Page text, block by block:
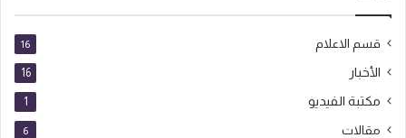
قسم الاعلام 16
الأخبار 16
مكتبة الفيديو 1
مقالات 6